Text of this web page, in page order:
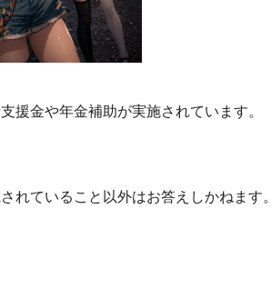
援金や年金補助が実施されています。
れていること以外はお答えしかねます。